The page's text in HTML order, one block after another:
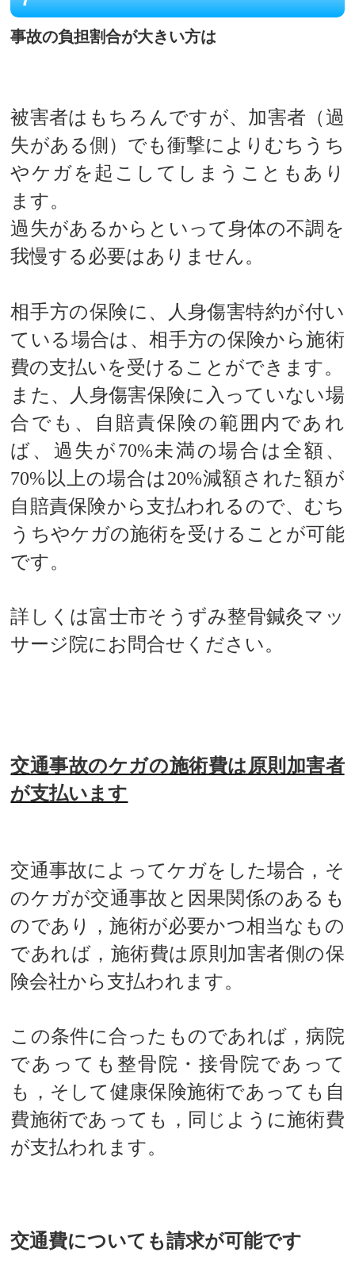
事故の負担割合が大きい方は
被害者はもちろんですが、加害者（過
失がある側）でも衝撃によりむちうち
やケガを起こしてしまうこともあり
ます。
過失があるからといって身体の不調を
我慢する必要はありません。
相手方の保険に、人身傷害特約が付い
ている場合は、相手方の保険から施術
費の支払いを受けることができます。
また、人身傷害保険に入っていない場
合でも、自賠責保険の範囲内であれ
ば、過失が70%未満の場合は全額、
70%以上の場合は20%減額された額が
自賠責保険から支払われるので、むち
うちやケガの施術を受けることが可能
です。
詳しくは富士市そうずみ整骨鍼灸マッ
サージ院にお問合せください。
交通事故のケガの施術費は原則加害者
が支払います
交通事故によってケガをした場合，そ
のケガが交通事故と因果関係のあるも
のであり，施術が必要かつ相当なもの
であれば，施術費は原則加害者側の保
険会社から支払われます。
この条件に合ったものであれば，病院
であっても整骨院・接骨院であって
も，そして健康保険施術であっても自
費施術であっても，同じように施術費
が支払われます。
交通費についても請求が可能です